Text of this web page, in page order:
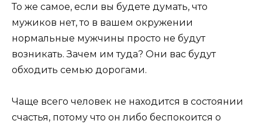
То же самое, если вы будете думать, что
мужиков нет, то в вашем окружении
нормальные мужчины просто не будут
возникать. Зачем им туда? Они вас будут
обходить семью дорогами.
Чаще всего человек не находится в состоянии
счастья, потому что он либо беспокоится о